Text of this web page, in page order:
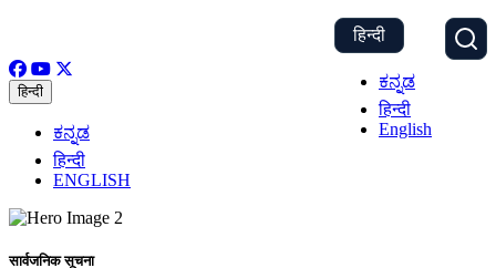
हिन्दी
ಕನ್ನಡ
हिन्दी
English
हिन्दी
ಕನ್ನಡ
हिन्दी
ENGLISH
सार्वजनिक सूचना